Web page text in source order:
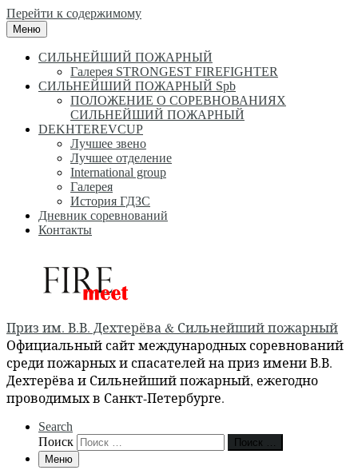
Перейти к содержимому
Меню
СИЛЬНЕЙШИЙ ПОЖАРНЫЙ
Галерея STRONGEST FIREFIGHTER
СИЛЬНЕЙШИЙ ПОЖАРНЫЙ Spb
ПОЛОЖЕНИЕ О СОРЕВНОВАНИЯХ
СИЛЬНЕЙШИЙ ПОЖАРНЫЙ
DEKHTEREVCUP
Лучшее звено
Лучшее отделение
International group
Галерея
История ГДЗС
Дневник соревнований
Контакты
Приз им. В.В. Дехтерёва & Сильнейший пожарный
Официальный сайт международных соревнований
среди пожарных и спасателей на приз имени В.В.
Дехтерёва и Сильнейший пожарный, ежегодно
проводимых в Санкт-Петербурге.
Search
Поиск
Поиск …
Меню